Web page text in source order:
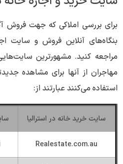
بنگاه‌های آنلاین فروش و سایت
مراجعه کنید. مشهورترین
مهاجران از آنها برای مشاهده
استفاده می‌کنند عبارتند از:
سایت خرید خانه در استرالیا
Realestate.com.au